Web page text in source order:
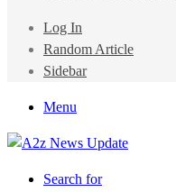
Log In
Random Article
Sidebar
Menu
Search for